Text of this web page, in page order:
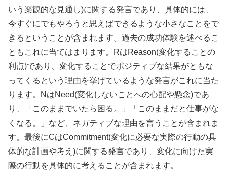
いう楽観的な見通し)に関する発言であり、具体的には、
今すぐにでもやろうと思えばできるような小さなことをで
きるということが含まれます。過去の成功体験を述べるこ
ともこれに当てはまります。RはReason(変化することの
利点)であり、変化することでポジティブな結果がともな
ってくるという理由を挙げているような発言がこれに当た
ります。NはNeed(変化しないことへの心配や懸念)であ
り、「このままでいたら困る。」「このままだと仕事がな
くなる。」など、ネガティブな理由を言うことが含まれま
す。最後にCはCommitment(変化に必要な実際の行動の具
体的な計画や考え)に関する発言であり、変化に向けた実
際の行動を具体的に考えることが含まれます。